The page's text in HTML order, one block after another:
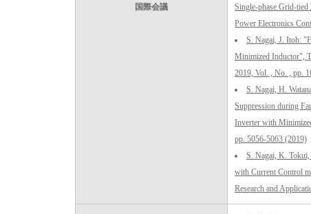
国際会議
Single-phase Grid-
Power Electronics
S. Nagai, J. Itoh:
Minimized Inductor",
2019, Vol. , No. , pp.
S. Nagai, H.
Suppression during
Inverter with
pp. 5056-5063 (2019)
S. Nagai, K.
with Current Control
Research and